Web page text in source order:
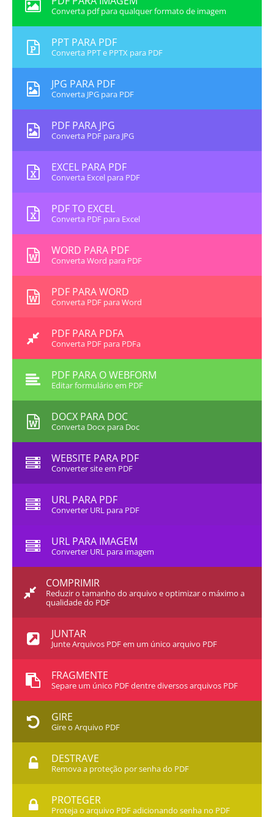
Converta pdf para qualquer formato de imagem
PPT PARA PDF
Converta PPT e PPTX para PDF
JPG PARA PDF
Converta JPG para PDF
PDF PARA JPG
Converta PDF para JPG
EXCEL PARA PDF
Converta Excel para PDF
PDF TO EXCEL
Converta PDF para Excel
WORD PARA PDF
Converta Word para PDF
PDF PARA WORD
Converta PDF para Word
PDF PARA PDFA
Converta PDF para PDFa
PDF PARA O WEBFORM
Editar formulário em PDF
DOCX PARA DOC
Converta Docx para Doc
WEBSITE PARA PDF
Converter site em PDF
URL PARA PDF
Converter URL para PDF
URL PARA IMAGEM
Converter URL para imagem
COMPRIMIR
Reduzir o tamanho do arquivo e optimizar o máximo a
qualidade do PDF
JUNTAR
Junte Arquivos PDF em um único arquivo PDF
FRAGMENTE
Separe um único PDF dentre diversos arquivos PDF
GIRE
Gire o Arquivo PDF
DESTRAVE
Remova a proteção por senha do PDF
PROTEGER
Proteja o arquivo PDF adicionando senha no PDF